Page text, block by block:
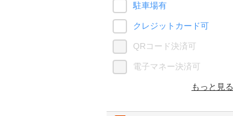
駐車場有
クレジットカード可
QRコード決済可
電子マネー決済可
もっと見る